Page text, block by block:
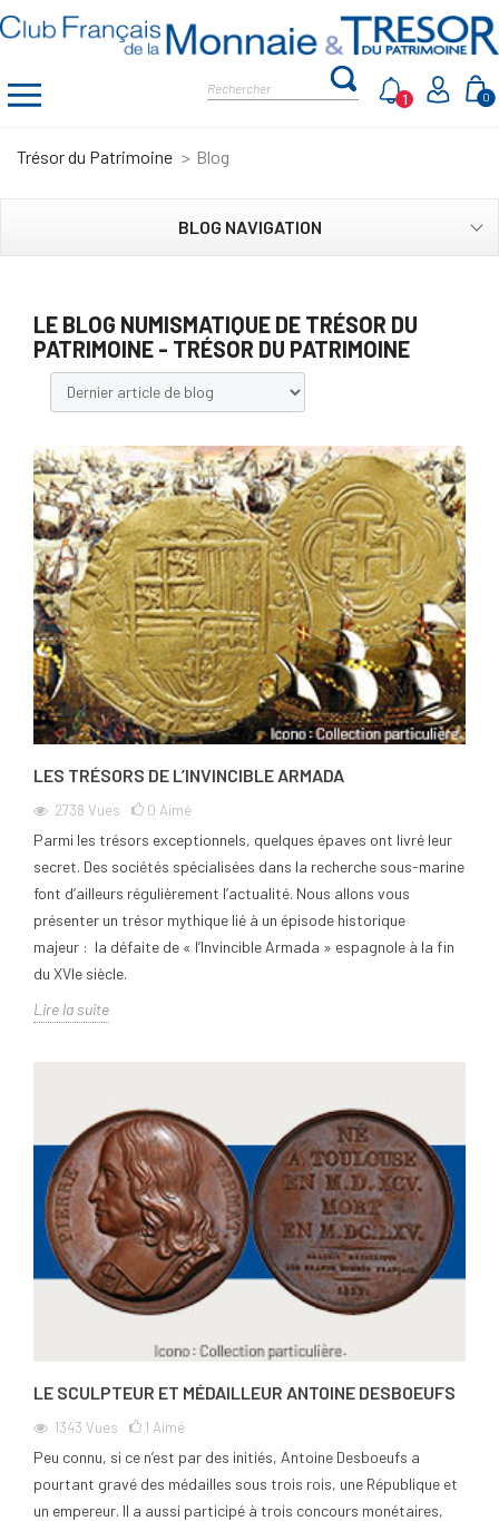
0
1
Trésor du Patrimoine Blog
BLOG NAVIGATION
LE BLOG NUMISMATIQUE DE TRÉSOR DU
PATRIMOINE - TRÉSOR DU PATRIMOINE
LES TRÉSORS DE L’INVINCIBLE ARMADA
2738 Vues 0 Aimé
Parmi les trésors exceptionnels, quelques épaves ont livré leur
secret. Des sociétés spécialisées dans la recherche sous-marine
font d’ailleurs régulièrement l’actualité. Nous allons vous
présenter un trésor mythique lié à un épisode historique
majeur : la défaite de « l’Invincible Armada » espagnole à la fin
du XVIe siècle.
Lire la suite
LE SCULPTEUR ET MÉDAILLEUR ANTOINE DESBOEUFS
1343 Vues 1 Aimé
Peu connu, si ce n’est par des initiés, Antoine Desboeufs a
pourtant gravé des médailles sous trois rois, une République et
un empereur. Il a aussi participé à trois concours monétaires,